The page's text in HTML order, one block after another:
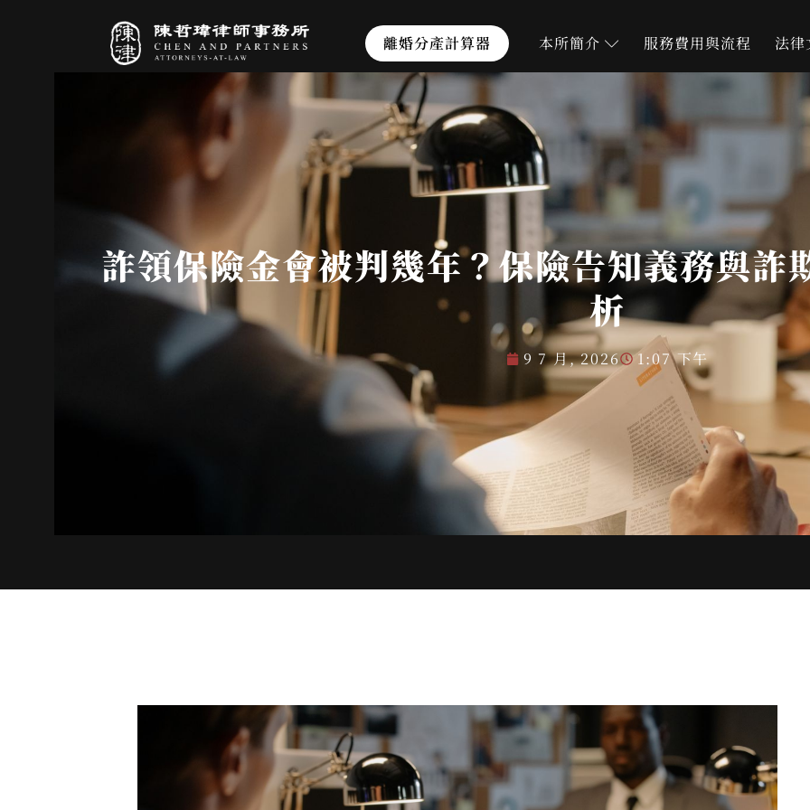
離婚分產計算器 本所簡介 服務費用與流程 法律
詐領保險金會被判幾年？保險告知義務與詐
析
9 7 月, 2026 1:07 下午